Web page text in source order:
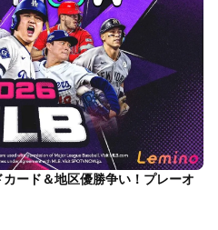
ード＆地区優勝争い！プレーオ